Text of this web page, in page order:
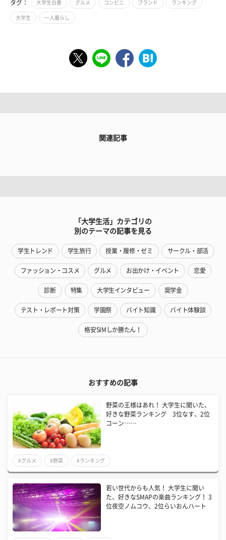
タグ： 大学生白書 グルメ コンビニ ブランド ランキング
大学生 一人暮らし
関連記事
「大学生活」カテゴリの
別のテーマの記事を見る
学生トレンド 学生旅行 授業・履修・ゼミ サークル・部活
ファッション・コスメ グルメ お出かけ・イベント 恋愛
診断 特集 大学生インタビュー 奨学金
テスト・レポート対策 学園祭 バイト知識 バイト体験談
格安SIMしか勝たん！
おすすめの記事
野菜の王様はあれ！ 大学生に聞いた、
好きな野菜ランキング 3位なす、2位
コーン……
#グルメ #野菜 #ランキング
若い世代からも人気！ 大学生に聞い
た、好きなSMAPの楽曲ランキング！ 3
位夜空ノムコウ、2位らいおんハート